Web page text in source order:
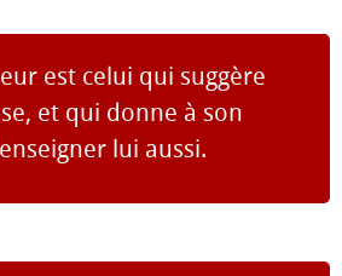
est celui qui suggère
et qui donne à son
lui aussi.